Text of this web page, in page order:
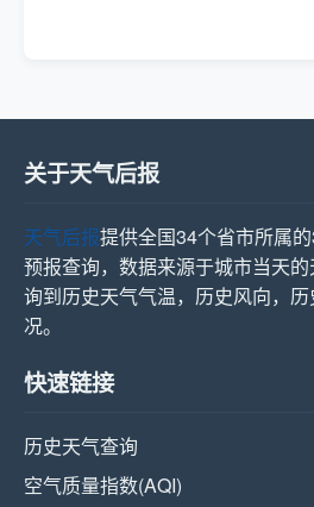
关于天气后报
天气后报提供全国34个省市所属
预报查询，数据来源于城市当天
询到历史天气气温，历史风向，
况。
快速链接
历史天气查询
空气质量指数(AQI)